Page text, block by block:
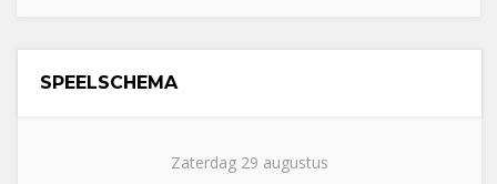
SPEELSCHEMA
Zaterdag 29 augustus